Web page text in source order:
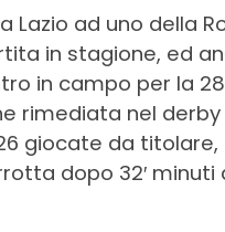
Lazio ad uno della
in stagione, ed
in campo per la
rimediata nel
giocate da
dopo 32′ minuti